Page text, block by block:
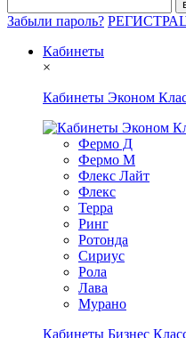
Забыли пароль?
Кабинеты
×
Кабинеты Эконом
Фермо Д
Фермо М
Флекс Лайт
Флекс
Терра
Ринг
Ротонда
Сириус
Рола
Лава
Мурано
Кабинеты Бизнес